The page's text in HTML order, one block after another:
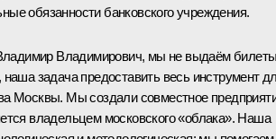
обязанности банковского учреждения.
Владимирович, мы не выдаём
наша задача предоставить весь инструмент
Москвы. Мы создали совместное
владельцем московского «облака». Наша